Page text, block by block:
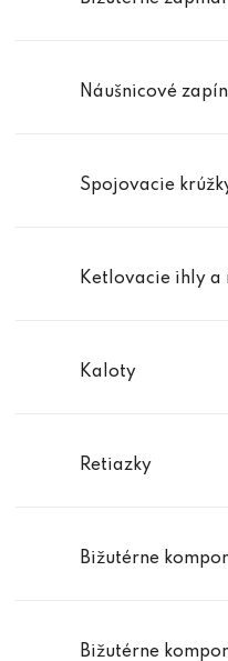
Náušnicové
Spojovacie
Ketlovacie ihly a
Kaloty
Retiazky
Bižutérne
Bižutérne